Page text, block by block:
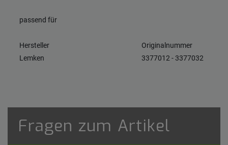
passend für
Hersteller
Originalnummer
Lemken
3377012 - 3377032
Fragen zum Artikel